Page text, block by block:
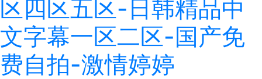
区四区五区-日韩精品中
文字幕一区二区-国产免
费自拍-激情婷婷